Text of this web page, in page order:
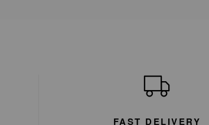
FAST DELIVERY